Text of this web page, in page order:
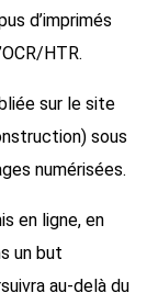
d’imprimés
HTR.
sur le site
sous
numérisées.
en ligne, en
un but
au-delà du